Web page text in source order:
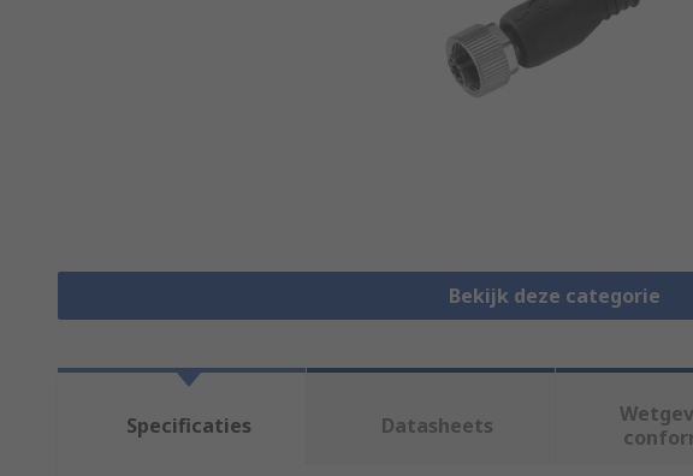
Bekijk deze categorie
Specificaties Datasheets